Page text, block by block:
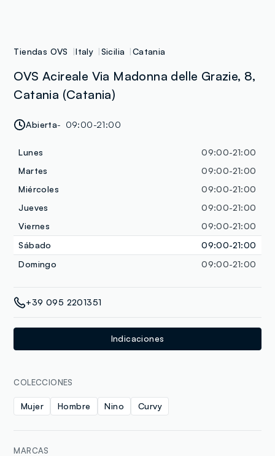
Tiendas OVS Italy Sicilia Catania
OVS Acireale Via Madonna delle Grazie, 8,
Catania (Catania)
Abierta 09:00-21:00
Lunes
09:00-21:00
Martes
09:00-21:00
Miércoles
09:00-21:00
Jueves
09:00-21:00
Viernes
09:00-21:00
Sábado
09:00-21:00
Domingo
09:00-21:00
+39 095 2201351
Indicaciones
COLECCIONES
Mujer Hombre Nino Curvy
MARCAS